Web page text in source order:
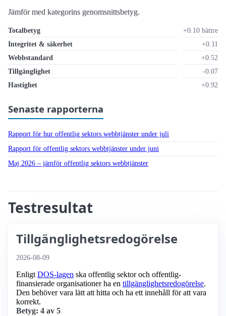
Jämför med kategorins genomsnittsbetyg.
Totalbetyg
+0.10 bättre
Integritet & säkerhet
+0.11
Webbstandard
+0.52
Tillgänglighet
-0.07
Hastighet
+0.92
Senaste rapporterna
Rapport för hur offentlig sektors webbtjänster under juli
Rapport för offentlig sektors webbtjänster under juni
Maj 2026 – jämför offentlig sektors webbtjänster
Testresultat
Tillgänglighetsredogörelse
2026-08-09
Enligt DOS-lagen ska offentlig sektor och offentlig­
finansierade organisationer ha en tillgänglighets­redogörelse.
Den behöver vara lätt att hitta och ha ett innehåll för att vara
korrekt.
Betyg: 4 av 5